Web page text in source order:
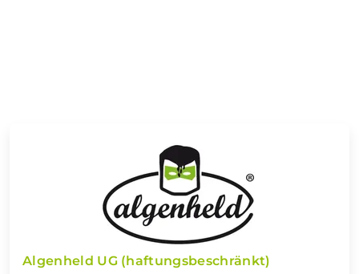
Algenheld UG (haftungsbeschränkt)